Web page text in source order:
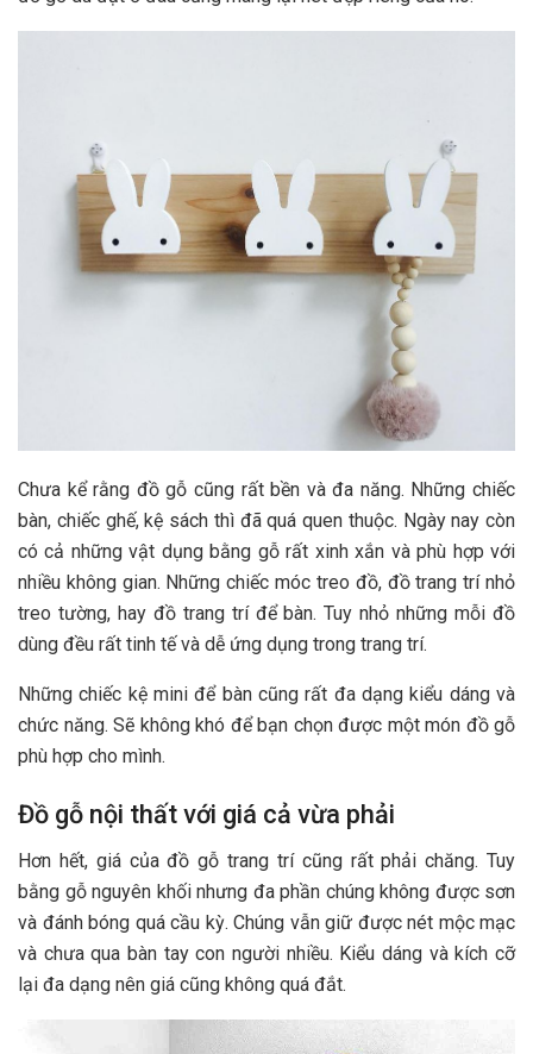
Chưa kể rằng đồ gỗ cũng rất bền và đa năng. Những chiếc
bàn, chiếc ghế, kệ sách thì đã quá quen thuộc. Ngày nay còn
có cả những vật dụng bằng gỗ rất xinh xắn và phù hợp với
nhiều không gian. Những chiếc móc treo đồ, đồ trang trí nhỏ
treo tường, hay đồ trang trí để bàn. Tuy nhỏ những mỗi đồ
dùng đều rất tinh tế và dễ ứng dụng trong trang trí.
Những chiếc kệ mini để bàn cũng rất đa dạng kiểu dáng và
chức năng. Sẽ không khó để bạn chọn được một món đồ gỗ
phù hợp cho mình.
Đồ gỗ nội thất với giá cả vừa phải
Hơn hết, giá của đồ gỗ trang trí cũng rất phải chăng. Tuy
bằng gỗ nguyên khối nhưng đa phần chúng không được sơn
và đánh bóng quá cầu kỳ. Chúng vẫn giữ được nét mộc mạc
và chưa qua bàn tay con người nhiều. Kiểu dáng và kích cỡ
lại đa dạng nên giá cũng không quá đắt.